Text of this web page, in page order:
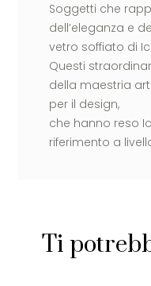
Soggetti che
dell’eleganza e
vetro soffiato di
Questi
della maestria
per il design,
che hanno reso
riferimento a
Ti